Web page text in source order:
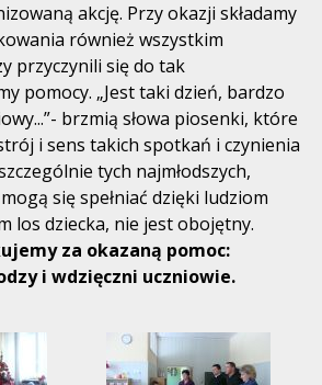
akcję. Przy okazji składamy
również wszystkim
przyczynili się do tak
pomocy. „Jest taki dzień, bardzo
brzmią słowa piosenki, które
i sens takich spotkań i czynienia
tych najmłodszych,
się spełniać dzięki ludziom
los dziecka, nie jest obojętny.
za okazaną pomoc:
i wdzięczni uczniowie.